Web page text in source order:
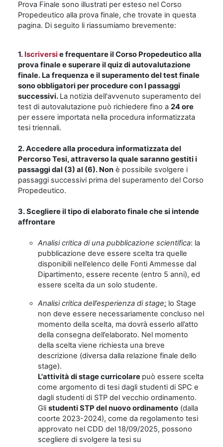
Prova Finale sono illustrati per esteso nel Corso
Propedeutico alla prova finale, che trovate in questa
pagina. Di seguito li riassumiamo brevemente:
1. Iscriversi e frequentare il Corso Propedeutico alla
prova finale e superare il quiz di autovalutazione
finale. La frequenza e il superamento del test finale
sono obbligatori per procedure con I passaggi
successivi. La notizia dell'avvenuto superamento del
test di autovalutazione può richiedere fino a 24 ore
per essere importata nella procedura informatizzata
tesi triennali.
2. Accedere alla procedura informatizzata del
Percorso Tesi, attraverso la quale saranno gestiti i
passaggi dal (3) al (6). Non è possibile svolgere i
passaggi successivi prima del superamento del Corso
Propedeutico.
3. Scegliere il tipo di elaborato finale che si intende
affrontare
Analisi critica di una pubblicazione scientifica: la
pubblicazione deve essere scelta tra quelle
disponibili nell’elenco delle Fonti Ammesse dal
Dipartimento, essere recente (entro 5 anni), ed
essere scelta da un solo studente.
Analisi critica dell’esperienza di stage: lo Stage
non deve essere necessariamente concluso nel
momento della scelta, ma dovrà esserlo all’atto
della consegna dell’elaborato. Nel momento
della scelta viene richiesta una breve
descrizione (diversa dalla relazione finale dello
stage).
L'attività di stage curricolare può essere scelta
come argomento di tesi dagli studenti di SPC e
dagli studenti di STP del vecchio ordinamento.
Gli studenti STP del nuovo ordinamento (dalla
coorte 2023-2024), come da regolamento tesi
approvato nel CDD del 18/09/2025, possono
scegliere di svolgere la tesi su